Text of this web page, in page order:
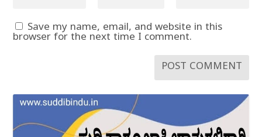
Save my name, email, and website in this
browser for the next time I comment.